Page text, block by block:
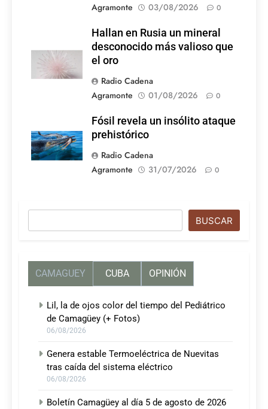
Agramonte
03/08/2026 0
Hallan en Rusia un mineral
desconocido más valioso que
el oro
Radio Cadena
Agramonte
01/08/2026 0
Fósil revela un insólito ataque
prehistórico
Radio Cadena
Agramonte
31/07/2026 0
BUSCAR
CAMAGUEY CUBA OPINIÓN
Lil, la de ojos color del tiempo del Pediátrico
de Camagüey (+ Fotos)
06/08/2026
Genera estable Termoeléctrica de Nuevitas
tras caída del sistema eléctrico
06/08/2026
Boletín Camagüey al día 5 de agosto de 2026